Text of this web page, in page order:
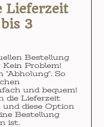
Lieferzeit
3
Bestellung
Problem!
So
und bequem!
die Lieferzeit
diese Option
Bestellung
ist.